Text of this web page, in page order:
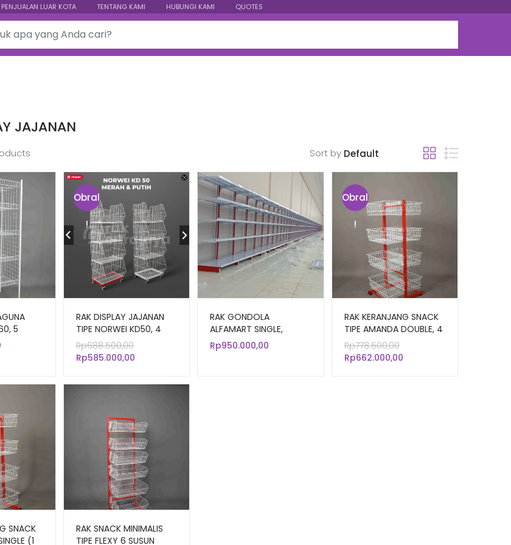
PENJUALAN LUAR KOTA TENTANG KAMI HUBUNGI KAMI QUOTES
JAJANAN
Sort by
5
Obral
!
RAK DISPLAY JAJANAN
TIPE NORWEI KD50, 4
SUSUN KERANJANG
Rp688.500,00
Rp585.000,00Harga
RAK GONDOLA
ALFAMART SINGLE,
DOUBLE, END MURAH
TIPE ZA-16
Rp950.000,00
Obral
!
RAK KERANJANG SNACK
TIPE AMANDA DOUBLE, 4
SUSUN x 2 SISI
Rp778.500,00
aslinya
Rp662.000,00Harga
SNACK
(1
RAK SNACK MINIMALIS
TIPE FLEXY 6 SUSUN